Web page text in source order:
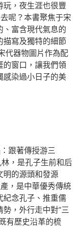
玩，夜生涯也很豐
呢？本書聚焦于宋
、富含現代氣息的
描寫及獨特的細節
代器物圖片作為配
的窗口，讓我們領
感染過小日子的美
跟著傳授游三
，是孔子生前和后
明的源頭和發源
，是中華優秀傳統
紀念孔子、推重儒
，外行走中對“三
有歷史沿革的梳